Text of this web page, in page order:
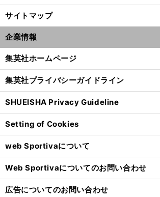
サイトマップ
企業情報
集英社ホームページ
集英社プライバシーガイドライン
SHUEISHA Privacy Guideline
Setting of Cookies
web Sportivaについて
Web Sportivaについてのお問い合わせ
広告についてのお問い合わせ